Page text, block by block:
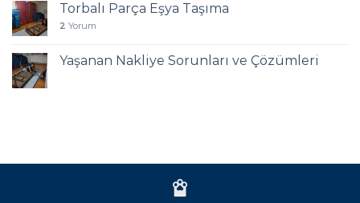
Torbalı Parça Eşya Taşıma
2 Yorum
Yaşanan Nakliye Sorunları ve Çözümleri